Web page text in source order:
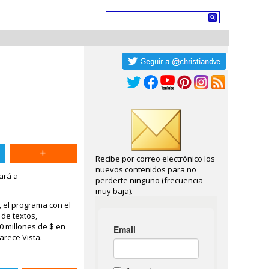
a
el programa con el
textos,
millones de $ en
Vista.
Recibe por correo electrónico los
nuevos contenidos para no
perderte ninguno (frecuencia
muy baja).